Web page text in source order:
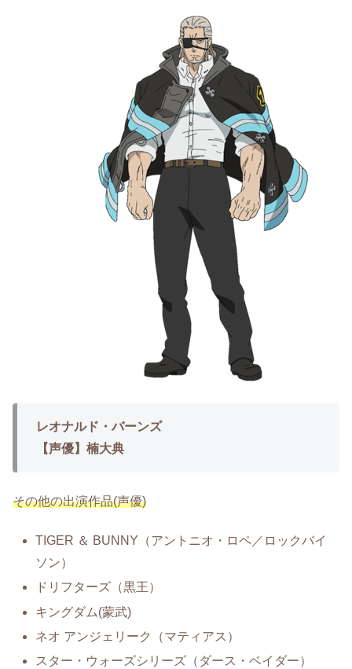
レオナルド・バーンズ
【声優】楠大典
その他の出演作品(声優)
TIGER ＆ BUNNY（アントニオ・ロペ／ロックバイ
ソン）
ドリフターズ（黒王）
キングダム(蒙武)
ネオ アンジェリーク（マティアス）
スター・ウォーズシリーズ（ダース・ベイダー）